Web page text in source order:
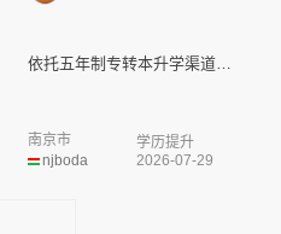
依托五年制专转本升学渠道，挖掘...
njboda
南京市
学历提升
2026-07-29